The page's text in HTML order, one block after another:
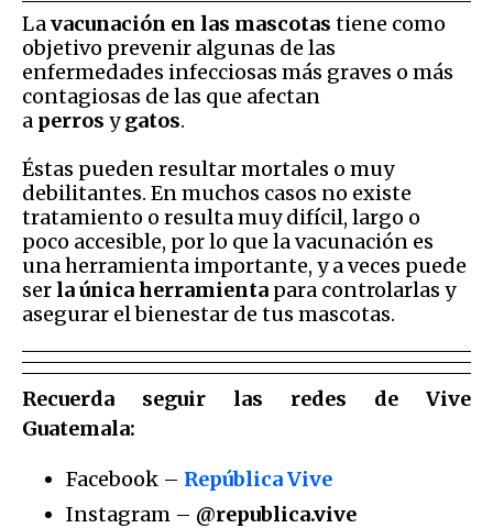
Lavacunación en las mascotas tiene como
objetivo prevenir algunas de las
enfermedades infecciosas más graves o más
contagiosas de las que afectan
a perros ygatos.
Éstas pueden resultar mortales o muy
debilitantes. En muchos casos no existe
tratamiento o resulta muy difícil, largo o
poco accesible, por lo que la vacunación es
una herramienta importante, y a veces puede
ser la única herramienta para controlarlas y
asegurar el bienestar de tus mascotas.
Recuerda seguir las redes de Vive
Guatemala:
Facebook – República Vive
Instagram – @republica.vive